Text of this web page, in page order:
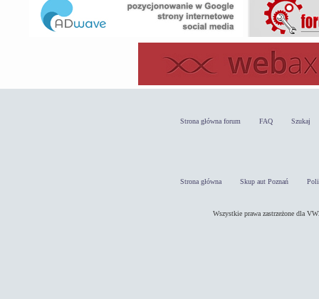
Strona główna forum FAQ Szukaj
Strona główna Skup aut Poznań
Wszystkie prawa zastrzeżone dla